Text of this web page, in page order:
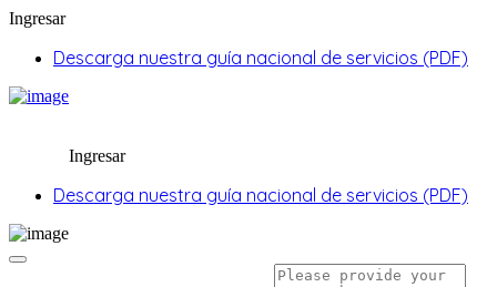
Ingresar
Descarga nuestra guía nacional de servicios (PDF)
Ingresar
Descarga nuestra guía nacional de servicios (PDF)